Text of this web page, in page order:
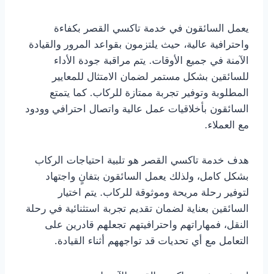
يعمل السائقون في خدمة تاكسي القصر بكفاءة
واحترافية عالية، حيث يلتزمون بقواعد المرور والقيادة
الآمنة في جميع الأوقات. يتم مراقبة جودة الأداء
للسائقين بشكل مستمر لضمان الامتثال للمعايير
المطلوبة وتوفير تجربة ممتازة للركاب. كما يتمتع
السائقون بأخلاقيات عمل عالية واتصال احترافي وودود
مع العملاء.
هدف خدمة تاكسي القصر هو تلبية احتياجات الركاب
بشكل كامل، ولذلك يعمل السائقون بتفانٍ واجتهاد
لتوفير رحلة مريحة وموثوقة للركاب. يتم اختيار
السائقين بعناية لضمان تقديم تجربة استثنائية في رحلة
النقل، فمهاراتهم واحترافيتهم تجعلهم قادرين على
التعامل مع أي تحديات قد تواجههم أثناء القيادة.